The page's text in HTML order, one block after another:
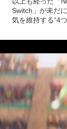
Switch」が未だ
気を維持する“4